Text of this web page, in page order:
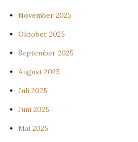
November 2025
Oktober 2025
September 2025
August 2025
Juli 2025
Juni 2025
Mai 2025